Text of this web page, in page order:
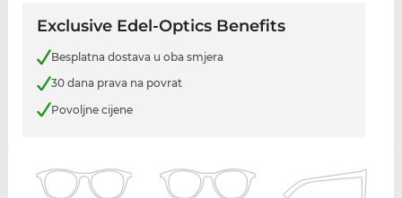
Exclusive Edel-Optics Benefits
Besplatna dostava u oba smjera
30 dana prava na povrat
Povoljne cijene